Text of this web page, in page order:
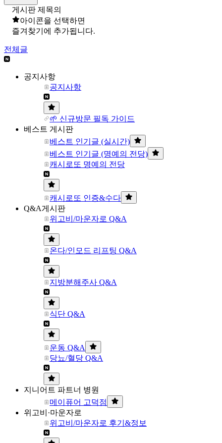
게시판 제목의
아이콘을 선택하면
즐겨찾기에 추가됩니다.
전체글
공지사항
공지사항
🌱 신규방문 필독 가이드
베스트 게시판
베스트 인기글 (실시간)
베스트 인기글 (명예의 전당)
캐시로또 명예의 전당
캐시로또 인증&수다
Q&A게시판
위고비/마운자로 Q&A
온다/인모드 리프팅 Q&A
지방분해주사 Q&A
식단 Q&A
운동 Q&A
당뇨/혈당 Q&A
지니어트 파트너 병원
메이퓨어 고덕점
위고비·마운자로
위고비/마운자로 후기&정보